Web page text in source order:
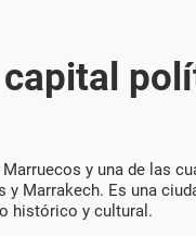
capital
y una de las
y Marrakech. Es una
histórico y cultural.